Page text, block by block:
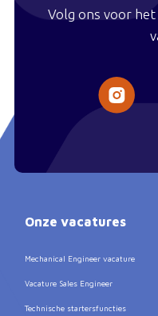
Volg ons voor
Onze vacatures
Mechanical Engineer vacature
Vacature Sales Engineer
Technische startersfuncties